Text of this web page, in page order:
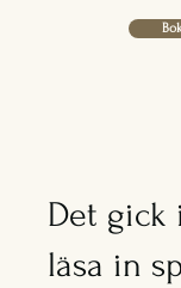
Det gick
läsa in